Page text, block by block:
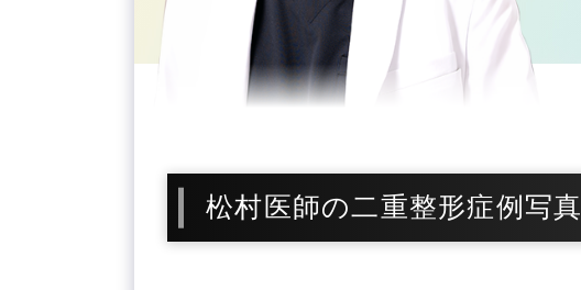
松村医師の二重整形症例写真